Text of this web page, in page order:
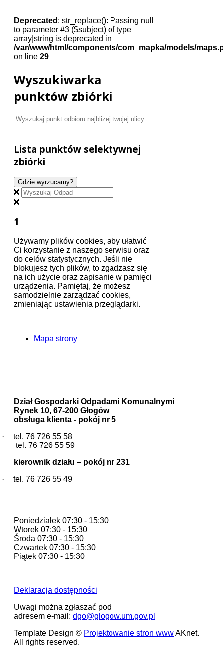
Deprecated : str_replace(): Passing null
to parameter #3 ($subject) of type
array|string is deprecated in
/var/www/html/components/com_mapka/models/
on line 29
Wyszukiwarka
punktów zbiórki
Lista punktów selektywnej
zbiórki
Gdzie wyrzucamy?
1
Używamy plików cookies, aby ułatwić
Ci korzystanie z naszego serwisu oraz
do celów statystycznych. Jeśli nie
blokujesz tych plików, to zgadzasz się
na ich użycie oraz zapisanie w pamięci
urządzenia. Pamiętaj, że możesz
samodzielnie zarządzać cookies,
zmieniając ustawienia przeglądarki.
Mapa strony
Dział Gospodarki Odpadami Komunalnymi
Rynek 10, 67-200 Głogów
obsługa klienta - pokój nr 5
·
tel. 76 726 55 58
tel. 76 726 55 59
kierownik działu – pokój nr 231
·
tel. 76 726 55 49
Poniedziałek 07:30 - 15:30
Wtorek 07:30 - 15:30
Środa 07:30 - 15:30
Czwartek 07:30 - 15:30
Piątek 07:30 - 15:30
Deklaracja dostępności
Uwagi można zgłaszać pod
adresem e-mail: dgo@glogow.um.gov.pl
Template Design © Projektowanie stron wwwAKnet.
All rights reserved.